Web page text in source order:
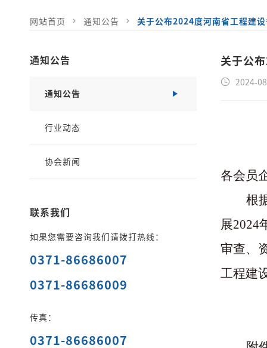
网站首页 通知公告 关于公布2024度河南省工程建
通知公告
通知公告
行业动态
协会新闻
联系我们
如果您需要咨询我们请拨打热线：
0371-86686007
0371-86686009
传真：
0371-86686007
关于公
2024-
各会员
根
展2024
审查、
工程建